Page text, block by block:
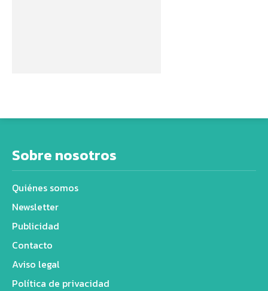
Sobre nosotros
Quiénes somos
Newsletter
Publicidad
Contacto
Aviso legal
Política de privacidad